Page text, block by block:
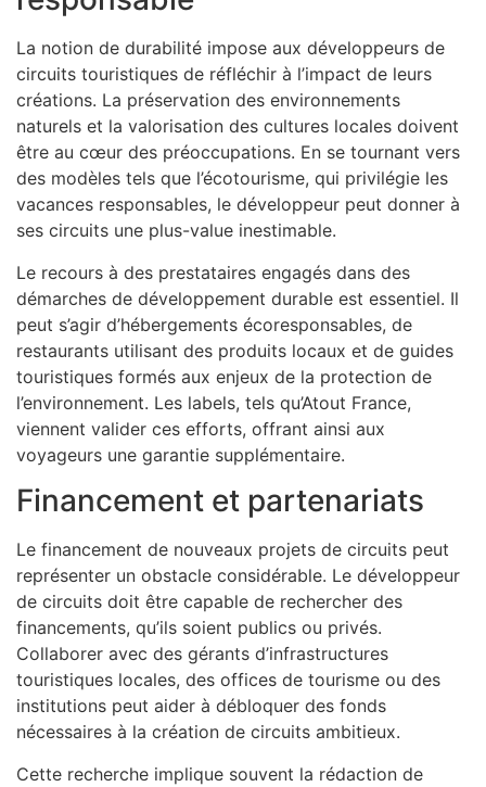
La notion de durabilité impose aux développeurs de
circuits touristiques de réfléchir à l’impact de leurs
créations. La préservation des environnements
naturels et la valorisation des cultures locales doivent
être au cœur des préoccupations. En se tournant vers
des modèles tels que l’écotourisme, qui privilégie les
vacances responsables, le développeur peut donner à
ses circuits une plus-value inestimable.
Le recours à des prestataires engagés dans des
démarches de développement durable est essentiel. Il
peut s’agir d’hébergements écoresponsables, de
restaurants utilisant des produits locaux et de guides
touristiques formés aux enjeux de la protection de
l’environnement. Les labels, tels qu’Atout France,
viennent valider ces efforts, offrant ainsi aux
voyageurs une garantie supplémentaire.
Financement et partenariats
Le financement de nouveaux projets de circuits peut
représenter un obstacle considérable. Le développeur
de circuits doit être capable de rechercher des
financements, qu’ils soient publics ou privés.
Collaborer avec des gérants d’infrastructures
touristiques locales, des offices de tourisme ou des
institutions peut aider à débloquer des fonds
nécessaires à la création de circuits ambitieux.
Cette recherche implique souvent la rédaction de